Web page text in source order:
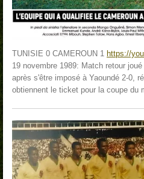
TUNISIE 0 CAMEROUN 1 https://
19 novembre 1989: Match retour
après s'être imposé à Yaoundé 2-0,
obtiennent le ticket pour la coupe du